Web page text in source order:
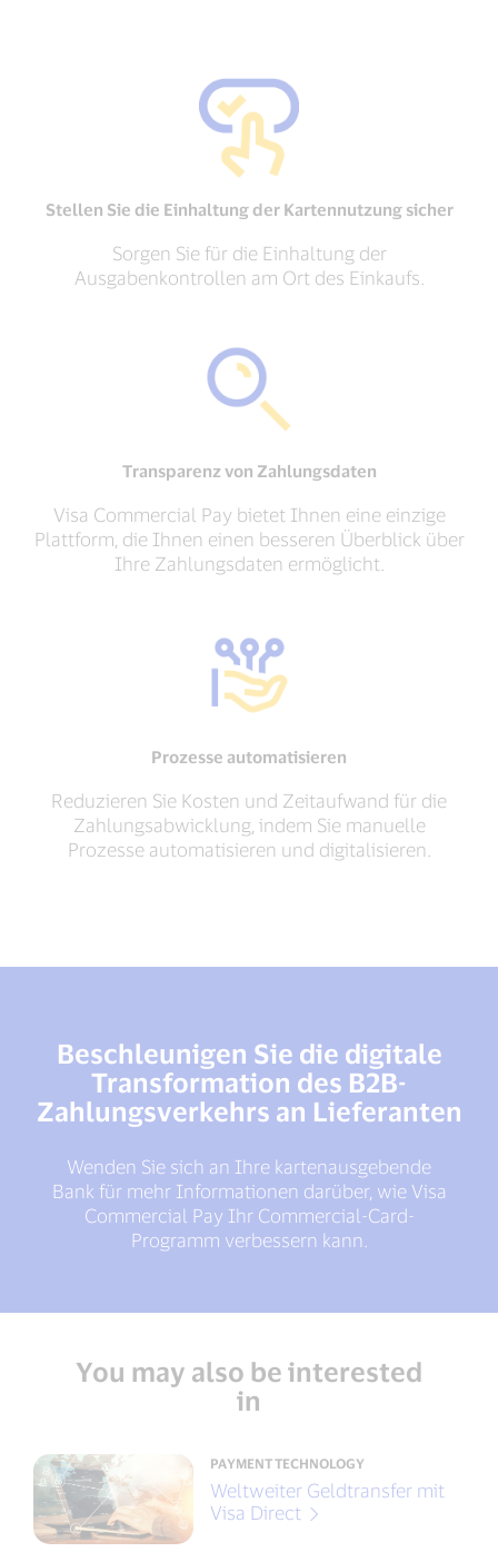
Stellen Sie die Einhaltung der Kartennutzung sicher
Sorgen Sie für die Einhaltung der
Ausgabenkontrollen am Ort des Einkaufs.
Transparenz von Zahlungsdaten
Visa Commercial Pay bietet Ihnen eine einzige
Plattform, die Ihnen einen besseren Überblick über
Ihre Zahlungsdaten ermöglicht.
Prozesse automatisieren
Reduzieren Sie Kosten und Zeitaufwand für die
Zahlungsabwicklung, indem Sie manuelle
Prozesse automatisieren und digitalisieren.
Beschleunigen Sie die digitale
Transformation des B2B-
Zahlungsverkehrs an Lieferanten
Wenden Sie sich an Ihre kartenausgebende
Bank für mehr Informationen darüber, wie Visa
Commercial Pay Ihr Commercial-Card-
Programm verbessern kann.
You may also be interested
in
PAYMENT TECHNOLOGY
Weltweiter Geldtransfer mit
Visa Direct